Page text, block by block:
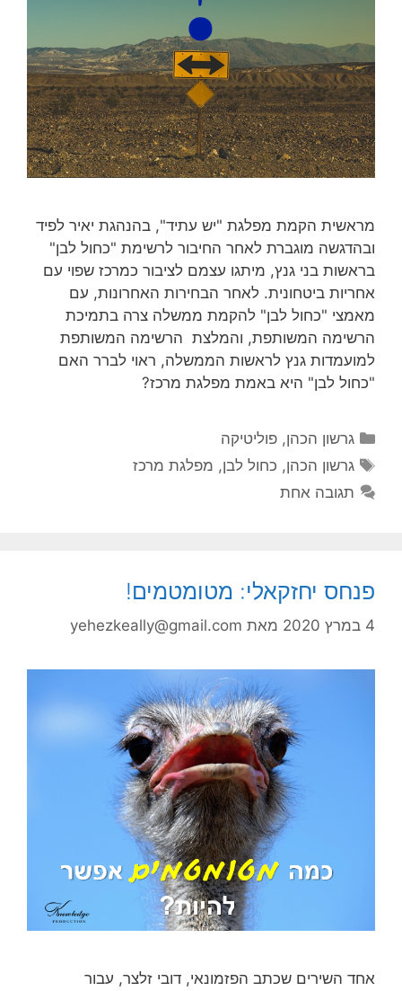
מראשית הקמת מפלגת "יש עתיד", בהנהגת יאיר לפיד
ובהדגשה מוגברת לאחר החיבור לרשימת "כחול לבן"
בראשות בני גנץ, מיתגו עצמם לציבור כמרכז שפוי עם
אחריות ביטחונית. לאחר הבחירות האחרונות, עם
מאמצי "כחול לבן" להקמת ממשלה צרה בתמיכת
הרשימה המשותפת, והמלצת הרשימה המשותפת
למועמדות גנץ לראשות הממשלה, ראוי לברר האם
"כחול לבן" היא באמת מפלגת מרכז?
קטגוריות
גרשון הכהן,פוליטיקה
תגיות
גרשון הכהן, כחול לבן, מפלגת מרכז
תגובה אחת
פנחס יחזקאלי: מטומטמים!
4 במרץ 2020 מאת yehezkeally@gmail.com
אחד השירים שכתב הפזמונאי, דובי זלצר, עבור